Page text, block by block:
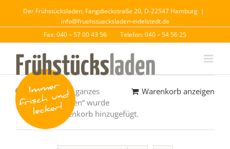
Der Frühstücksladen, Fangdieckstraße 20, D-22547 Hamburg |
info@fruehstuecksladen-eidelstedt.de
Fax: 040 – 57 00 43 56
Telefon: 040 – 54 56 25
Warenkorb anzeigen
„Matjessalat – ganzes
Weizenbrötchen“ wurde
deinem Warenkorb hinzugefügt.